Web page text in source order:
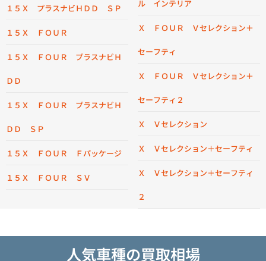
１５Ｘ プラスナビＨＤＤ ＳＰ
１５Ｘ ＦＯＵＲ
１５Ｘ ＦＯＵＲ プラスナビＨ
ＤＤ
１５Ｘ ＦＯＵＲ プラスナビＨ
ＤＤ ＳＰ
１５Ｘ ＦＯＵＲ Ｆパッケージ
１５Ｘ ＦＯＵＲ ＳＶ
ル インテリア
Ｘ ＦＯＵＲ Ｖセレクション＋
セーフティ
Ｘ ＦＯＵＲ Ｖセレクション＋
セーフティ２
Ｘ Ｖセレクション
Ｘ Ｖセレクション＋セーフティ
Ｘ Ｖセレクション＋セーフティ
２
人気車種の買取相場